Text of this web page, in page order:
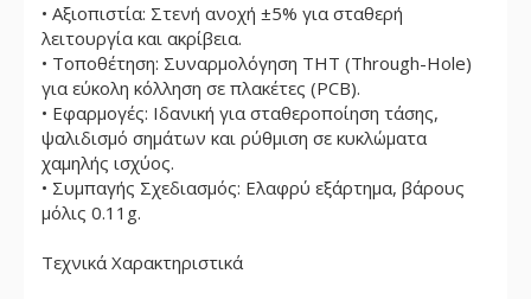
• Αξιοπιστία: Στενή ανοχή ±5% για σταθερή
λειτουργία και ακρίβεια.
• Τοποθέτηση: Συναρμολόγηση THT (Through-Hole)
για εύκολη κόλληση σε πλακέτες (PCB).
• Εφαρμογές: Ιδανική για σταθεροποίηση τάσης,
ψαλιδισμό σημάτων και ρύθμιση σε κυκλώματα
χαμηλής ισχύος.
• Συμπαγής Σχεδιασμός: Ελαφρύ εξάρτημα, βάρους
μόλις 0.11g.
Τεχνικά Χαρακτηριστικά